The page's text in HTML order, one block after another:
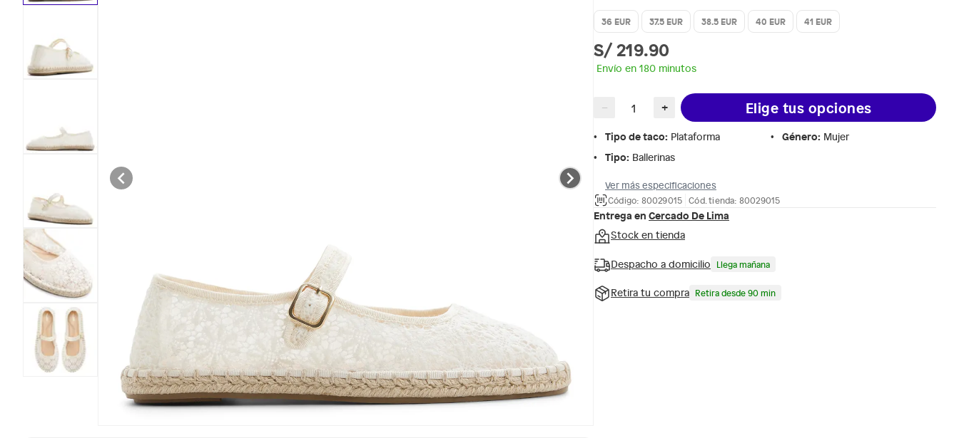
36 EUR 37.5 EUR 38.5 EUR 40 EUR 41 EUR
S/ 219.90
Envío en 180 minutos
− + Elige tus opciones
Tipo de taco: Plataforma Género: Mujer
Tipo: Ballerinas
Ver más especificaciones
Código: 80029015 Cód. tienda: 80029015
Entrega en Cercado De Lima
Stock en tienda
Despacho a domicilio Llega mañana
Retira tu compra Retira desde 90 min